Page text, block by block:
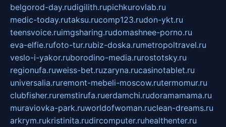
belgorod-day.rudigilith.rupichkurovlab.ru
medic-today.rutaksu.rucomp123.rudon-ykt.ru
teensvoice.ruimgsharing.rudomashnee-porno.ru
eva-elfie.rufoto-tur.rubiz-doska.rumetropoltravel.ru
veslo-i-yakor.ruborodino-media.rurostotsky.ru
regionufa.ruweiss-bet.ruzaryna.rucasinotablet.ru
universalia.ruremont-mebeli-moscow.rutermomur.ru
clubfisher.ruremstirufa.ruerdamchi.rudoramamama.ru
muraviovka-park.ruworldofwoman.ruclean-dreams.ru
arkrym.rukristinita.rudircomputer.ruhealthenter.ru